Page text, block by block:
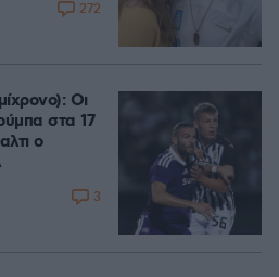
272
Οι
στα 17
ο
3